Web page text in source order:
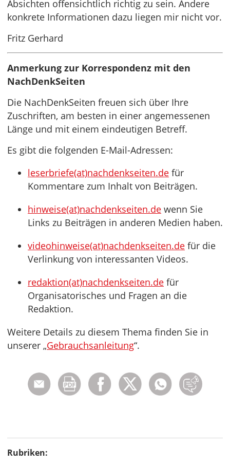
Absichten offensichtlich richtig zu sein. Andere
konkrete Informationen dazu liegen mir nicht vor.
Fritz Gerhard
Anmerkung zur Korrespondenz mit den
NachDenkSeiten
Die NachDenkSeiten freuen sich über Ihre
Zuschriften, am besten in einer angemessenen
Länge und mit einem eindeutigen Betreff.
Es gibt die folgenden E-Mail-Adressen:
leserbriefe(at)nachdenkseiten.de für
Kommentare zum Inhalt von Beiträgen.
hinweise(at)nachdenkseiten.de wenn Sie
Links zu Beiträgen in anderen Medien haben.
videohinweise(at)nachdenkseiten.de für die
Verlinkung von interessanten Videos.
redaktion(at)nachdenkseiten.de für
Organisatorisches und Fragen an die
Redaktion.
Weitere Details zu diesem Thema finden Sie in
unserer „Gebrauchsanleitung“.
Rubriken: